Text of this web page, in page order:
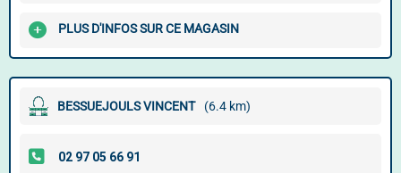
PLUS D'INFOS SUR CE MAGASIN
BESSUEJOULS VINCENT (6.4 km)